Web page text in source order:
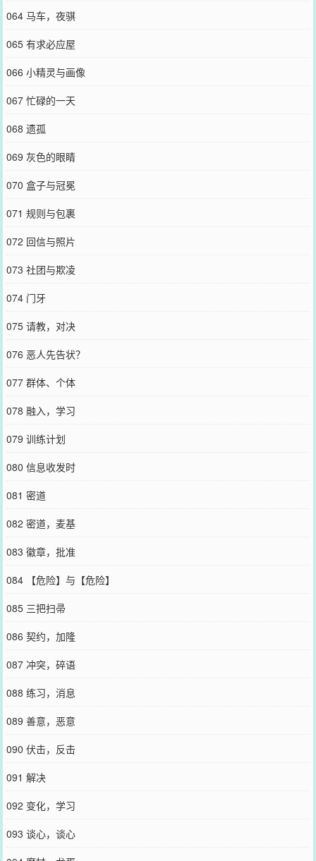
064 马车，夜骐
065 有求必应屋
066 小精灵与画像
067 忙碌的一天
068 遗孤
069 灰色的眼睛
070 盒子与冠冕
071 规则与包裹
072 回信与照片
073 社团与欺凌
074 门牙
075 请教，对决
076 恶人先告状？
077 群体、个体
078 融入，学习
079 训练计划
080 信息收发时
081 密道
082 密道，麦基
083 徽章，批准
084 【危险】与【危险】
085 三把扫帚
086 契约，加隆
087 冲突，碎语
088 练习，消息
089 善意，恶意
090 伏击，反击
091 解决
092 变化，学习
093 谈心，谈心